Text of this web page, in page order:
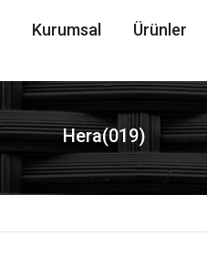
Kurumsal Ürünler
Hera(019)